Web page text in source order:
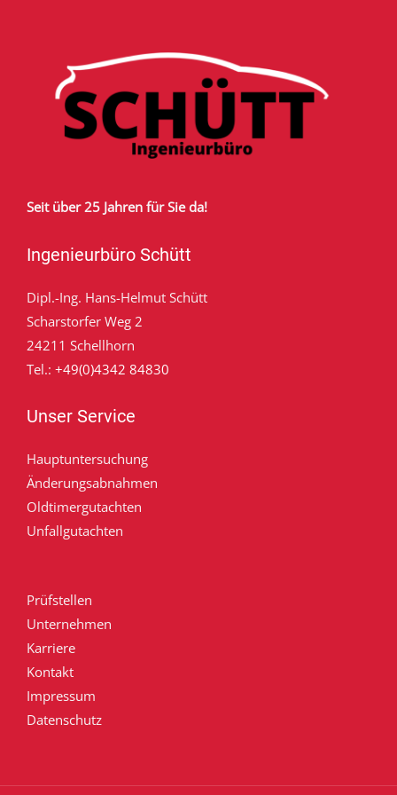
Seit über 25 Jahren für Sie da!
Ingenieurbüro Schütt
Dipl.-Ing. Hans-Helmut Schütt
Scharstorfer Weg 2
24211 Schellhorn
Tel.: +49(0)4342 84830
Unser Service
Hauptuntersuchung
Änderungsabnahmen
Oldtimergutachten
Unfallgutachten
Prüfstellen
Unternehmen
Karriere
Kontakt
Impressum
Datenschutz